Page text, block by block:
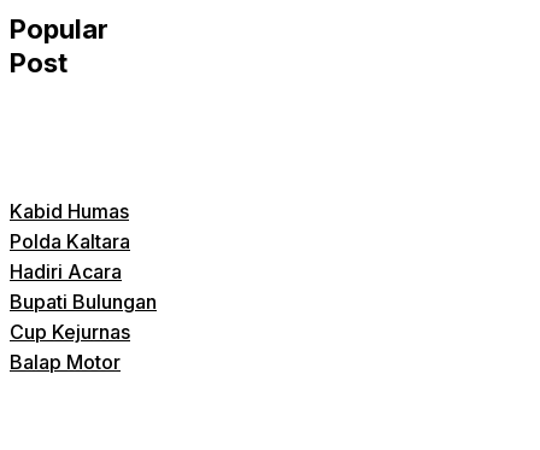
Popular
Post
Kabid Humas
Polda Kaltara
Hadiri Acara
Bupati Bulungan
Cup Kejurnas
Balap Motor